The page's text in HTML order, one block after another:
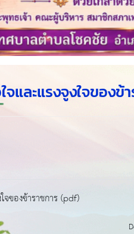
ละแรงจูงใจของข้
ของข้าราชการ (pdf)